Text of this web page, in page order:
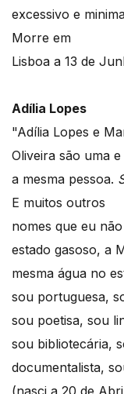
excessivo e
Morre em
Lisboa a 13 de
Adília Lopes
"Adília Lopes e
Oliveira são uma e
a mesma pessoa.
E muitos outros
nomes que eu
estado gasoso, a
mesma água no
sou portuguesa,
sou poetisa, sou
sou bibliotecária,
documentalista,